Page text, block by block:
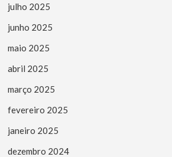
julho 2025
junho 2025
maio 2025
abril 2025
março 2025
fevereiro 2025
janeiro 2025
dezembro 2024